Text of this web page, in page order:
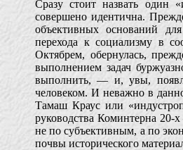
Сразу стоит назвать один
совершено идентична.
объективных оснований
перехода к социализму в
Октябрем, обернулась,
выполнением задач
выполнить, — и, увы,
человеком. И неважно в
Тамаш Краус или
руководства Коминтерна 20-
не по субъективным, а по
почвы исторического